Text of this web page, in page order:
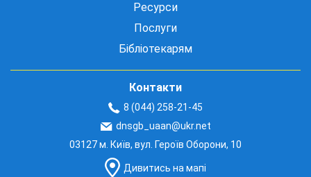
Ресурси
Послуги
Бібліотекарям
Контакти
8 (044) 258-21-45
dnsgb_uaan@ukr.net
03127 м. Київ, вул. Героїв Оборони, 10
Дивитись на мапі